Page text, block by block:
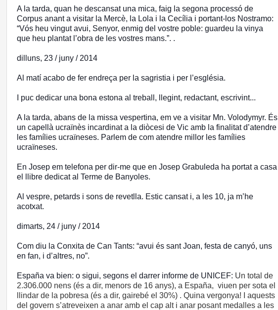
A la tarda, quan he descansat una mica, faig la segona processó de
Corpus anant a visitar la Mercè, la Lola i la Cecília i portant-los Nostramo:
“Vós heu vingut avui, Senyor, enmig del vostre poble: guardeu la vinya
que heu plantat l’obra de les vostres mans.”. .
dilluns, 23 / juny / 2014
Al matí acabo de fer endreça per la sagristia i per l’església.
I puc dedicar una bona estona al treball, llegint, redactant, escrivint...
A la tarda, abans de la missa vespertina, em ve a visitar Mn. Volodymyr. És
un capellà ucraïnès incardinat a la diòcesi de Vic amb la finalitat d’atendre
les famílies ucraïneses. Parlem de com atendre millor les famílies
ucraïneses.
En Josep em telefona per dir-me que en Josep Grabuleda ha portat a casa
el llibre dedicat al Terme de Banyoles.
Al vespre, petards i sons de revetlla. Estic cansat i, a les 10, ja m’he
acotxat.
dimarts, 24 / juny / 2014
Com diu la Conxita de Can Tants: “avui és sant Joan, festa de canyó, uns
en fan, i d’altres, no”.
España va bien: o sigui, segons el darrer informe de UNICEF: Un total de
2.306.000 nens (és a dir, menors de 16 anys), a España, viuen per sota el
llindar de la pobresa (és a dir, gairebé el 30%) . Quina vergonya! I aquests
del govern s’atreveixen a anar amb el cap alt i anar posant medalles a les